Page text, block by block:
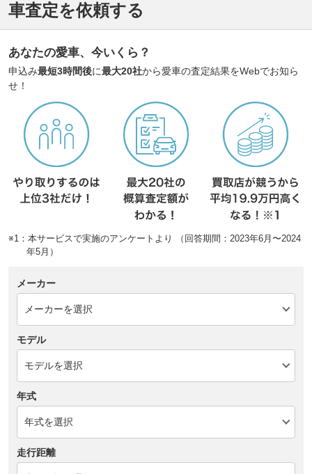
車査定を依頼する
あなたの愛車、今いくら？
申込み最短3時間後に最大20社から愛車の査定結果をWebでお知ら
せ！
※1：本サービスで実施のアンケートより （回答期間：2023年6月〜2024
年5月）
メーカー
モデル
年式
走行距離